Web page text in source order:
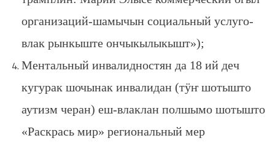
организаций-шамычын социальный услуго-
влак рынкыште ончыкылыкышт»);
Ментальный инвалидностян да 18 ий деч
кугурак шочынак инвалидан (тӱҥ шотышто
аутизм черан) еш-влаклан полшымо шотышто
«Раскрась мир» региональный мер